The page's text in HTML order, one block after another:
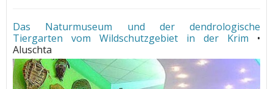
Das Naturmuseum und der dendrologische
Tiergarten vom Wildschutzgebiet in der Krim
•
Aluschta